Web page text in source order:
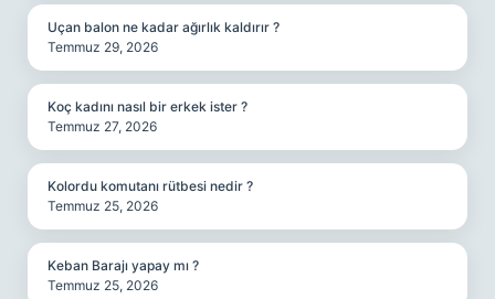
Uçan balon ne kadar ağırlık kaldırır ?
Temmuz 29, 2026
Koç kadını nasıl bir erkek ister ?
Temmuz 27, 2026
Kolordu komutanı rütbesi nedir ?
Temmuz 25, 2026
Keban Barajı yapay mı ?
Temmuz 25, 2026